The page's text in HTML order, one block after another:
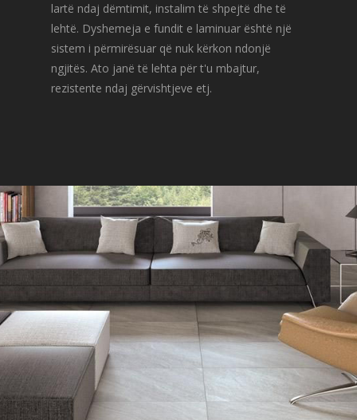
lartë ndaj dëmtimit, instalim të shpejtë dhe të
lehtë. Dyshemeja e fundit e laminuar është një
sistem i përmirësuar që nuk kërkon ndonjë
ngjitës. Ato janë të lehta për t'u mbajtur,
rezistente ndaj gërvishtjeve etj.